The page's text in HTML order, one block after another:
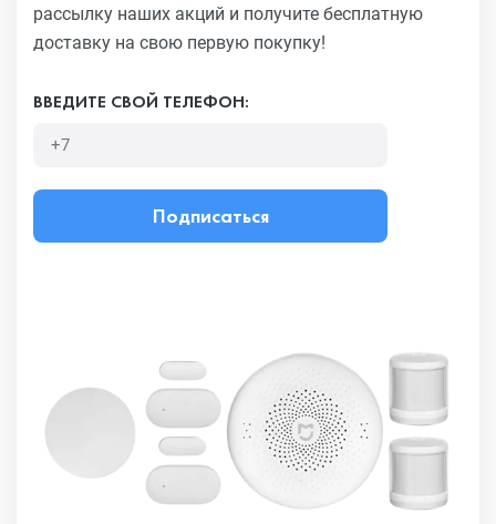
рассылку наших акций и получите бесплатную
доставку на свою первую покупку!
ВВЕДИТЕ СВОЙ ТЕЛЕФОН:
Подписаться